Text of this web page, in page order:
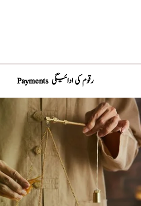
Payments رقوم کی ادائیگی